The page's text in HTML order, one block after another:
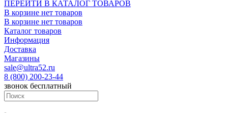
Socket- intel s1700
ПЕРЕЙТИ В КАТАЛОГ ТОВАРОВ
В корзине нет товаров
В корзине нет товаров
Каталог товаров
Информация
Доставка
Магазины
sale@ultra52.ru
8 (800) 200-23-44
звонок бесплатный